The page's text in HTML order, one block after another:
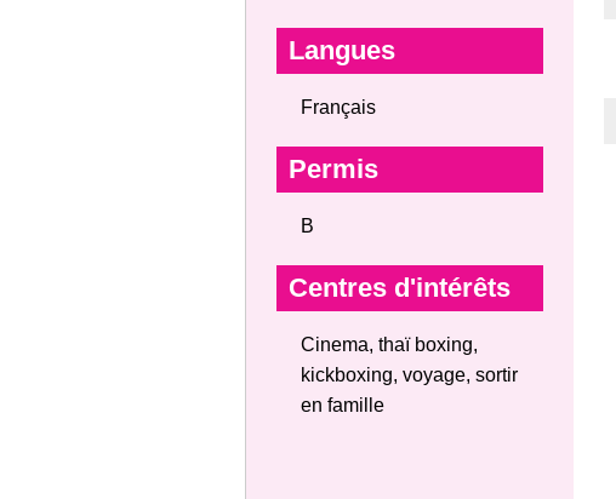
Langues
Français
Permis
B
Centres d'intérêts
Cinema, thaï boxing,
kickboxing, voyage, sortir
en famille